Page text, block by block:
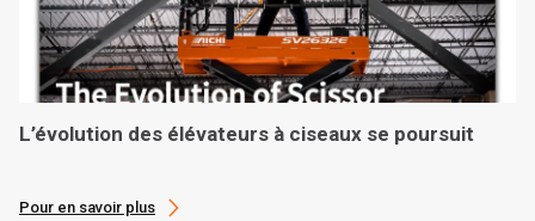
L’évolution des élévateurs à ciseaux se poursuit
Pour en savoir plus